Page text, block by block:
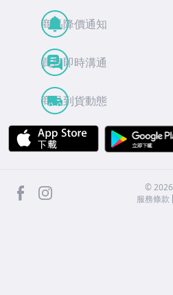
商品降價通知
買賣即時溝通
商品到貨動態
APP Store
facebook ©2026
服務條款